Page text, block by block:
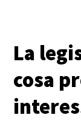
La
cosa